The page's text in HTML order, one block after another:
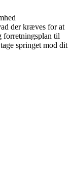
der kræves for at
forretningsplan til
springet mod dit